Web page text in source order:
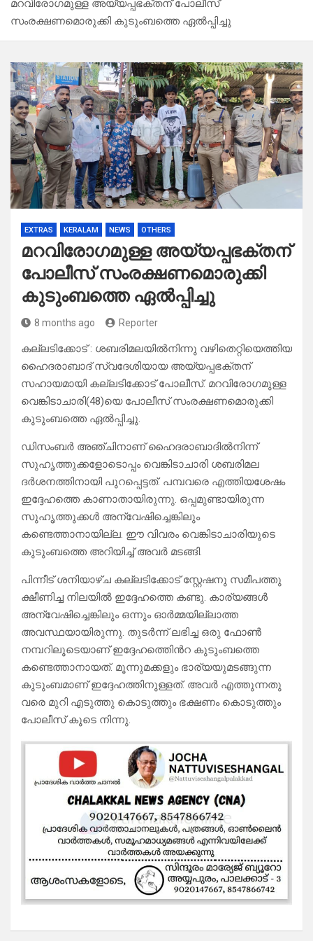
മറവിരോഗമുള്ള അയ്യപ്പഭക്തന് പോലീസ്
സംരക്ഷണമൊരുക്കി കുടുംബത്തെ ഏൽപ്പിച്ചു
EXTRAS KERALAM NEWS OTHERS
മറവിരോഗമുള്ള അയ്യപ്പഭക്തന്
പോലീസ് സംരക്ഷണമൊരുക്കി
കുടുംബത്തെ ഏൽപ്പിച്ചു
8 months ago Reporter
കല്ലടിക്കോട് : ശബരിമലയിൽനിന്നു വഴിതെറ്റിയെത്തിയ
ഹൈദരാബാദ് സ്വദേശിയായ അയ്യപ്പഭക്തന്
സഹായമായി കല്ലടിക്കോട് പോലീസ്. മറവിരോഗമുള്ള
വെങ്കിടാചാരി(48)യെ പോലീസ് സംരക്ഷണമൊരുക്കി
കുടുംബത്തെ ഏൽപ്പിച്ചു.
ഡിസംബർ അഞ്ചിനാണ് ഹൈദരാബാദിൽനിന്ന്
സുഹൃത്തുക്കളോടൊപ്പം വെങ്കിടാചാരി ശബരിമല
ദർശനത്തിനായി പുറപ്പെട്ടത്. പമ്പവരെ എത്തിയശേഷം
ഇദ്ദേഹത്തെ കാണാതായിരുന്നു. ഒപ്പമുണ്ടായിരുന്ന
സുഹൃത്തുക്കൾ അന്വേഷിച്ചെങ്കിലും
കണ്ടെത്താനായില്ല. ഈ വിവരം വെങ്കിടാചാരിയുടെ
കുടുംബത്തെ അറിയിച്ച് അവർ മടങ്ങി.
പിന്നീട് ശനിയാഴ്ച കല്ലടിക്കോട് സ്റ്റേഷനു സമീപത്തു
ക്ഷീണിച്ച നിലയിൽ ഇദ്ദേഹത്തെ കണ്ടു. കാര്യങ്ങൾ
അന്വേഷിച്ചെങ്കിലും ഒന്നും ഓർമ്മയില്ലാത്ത
അവസ്ഥയായിരുന്നു. തുടർന്ന് ലഭിച്ച ഒരു ഫോൺ
നമ്പറിലൂടെയാണ് ഇദ്ദേഹത്തിെൻറ കുടുംബത്തെ
കണ്ടെത്താനായത്. മൂന്നുമക്കളും ഭാര്യയുമടങ്ങുന്ന
കുടുംബമാണ് ഇദ്ദേഹത്തിനുള്ളത്. അവർ എത്തുന്നതു
വരെ മുറി എടുത്തു കൊടുത്തും ഭക്ഷണം കൊടുത്തും
പോലീസ് കൂടെ നിന്നു.